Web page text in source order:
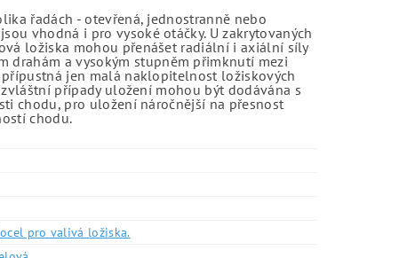
řadách - otevřená, jednostranně nebo
vhodná i pro vysoké otáčky. U zakrytovaných
ložiska mohou přenášet radiální i axiální síly
drahám a vysokým stupněm přimknutí mezi
jen malá naklopitelnost ložiskových
případy uložení mohou být dodávána s
chodu, pro uložení náročnější na přesnost
chodu.
pro valivá ložiska.